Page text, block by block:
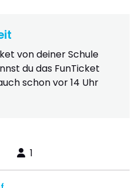
von deiner Schule
du das FunTicket
schon vor 14 Uhr
1